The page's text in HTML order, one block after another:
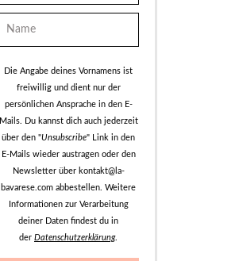
Die Angabe deines Vornamens ist
freiwillig und dient nur der
persönlichen Ansprache in den E-
Mails. Du kannst dich auch jederzeit
über den "Unsubscribe" Link in den
E-Mails wieder austragen oder den
Newsletter über kontakt@la-
bavarese.com abbestellen. Weitere
Informationen zur Verarbeitung
deiner Daten findest du in
der Datenschutzerklärung.